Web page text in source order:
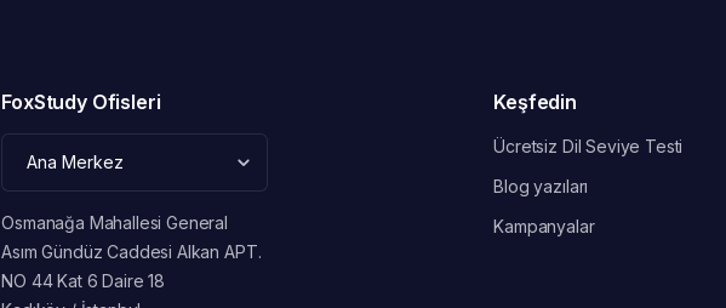
FoxStudy Ofisleri
Osmanağa Mahallesi General
Asım Gündüz Caddesi Alkan APT.
NO 44 Kat 6 Daire 18
Keşfedin
Ücretsiz Dil Seviye Testi
Blog yazıları
Kampanyalar